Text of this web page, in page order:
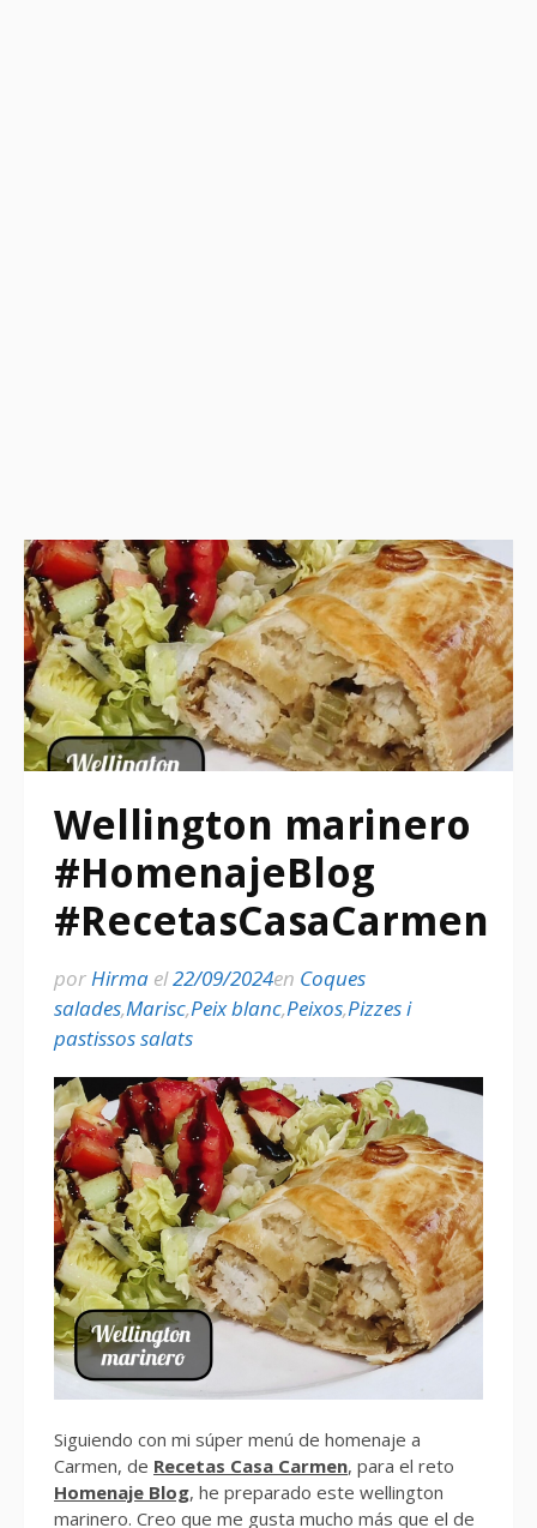
Wellington marinero
#HomenajeBlog
#RecetasCasaCarmen
porHirma el22/09/2024en Coques
salades,Marisc,Peix blanc,Peixos,Pizzes i
pastissos salats
Siguiendo con mi súper menú de homenaje a
Carmen, de Recetas Casa Carmen, para el reto
Homenaje Blog, he preparado este wellington
marinero. Creo que me gusta mucho más que el de